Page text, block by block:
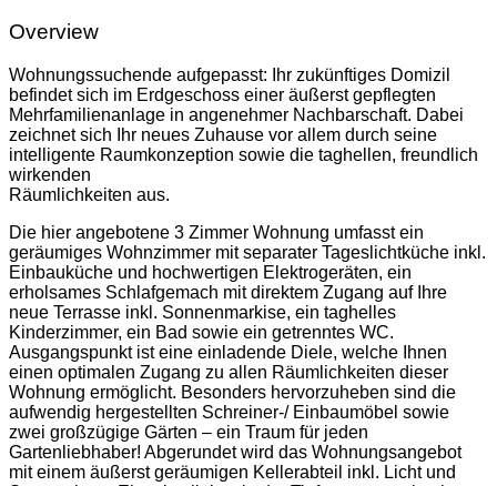
Overview
Wohnungssuchende aufgepasst: Ihr zukünftiges Domizil
befindet sich im Erdgeschoss einer äußerst gepflegten
Mehrfamilienanlage in angenehmer Nachbarschaft. Dabei
zeichnet sich Ihr neues Zuhause vor allem durch seine
intelligente Raumkonzeption sowie die taghellen, freundlich
wirkenden
Räumlichkeiten aus.
Die hier angebotene 3 Zimmer Wohnung umfasst ein
geräumiges Wohnzimmer mit separater Tageslichtküche inkl.
Einbauküche und hochwertigen Elektrogeräten, ein
erholsames Schlafgemach mit direktem Zugang auf Ihre
neue Terrasse inkl. Sonnenmarkise, ein taghelles
Kinderzimmer, ein Bad sowie ein getrenntes WC.
Ausgangspunkt ist eine einladende Diele, welche Ihnen
einen optimalen Zugang zu allen Räumlichkeiten dieser
Wohnung ermöglicht. Besonders hervorzuheben sind die
aufwendig hergestellten Schreiner-/ Einbaumöbel sowie
zwei großzügige Gärten – ein Traum für jeden
Gartenliebhaber! Abgerundet wird das Wohnungsangebot
mit einem äußerst geräumigen Kellerabteil inkl. Licht und